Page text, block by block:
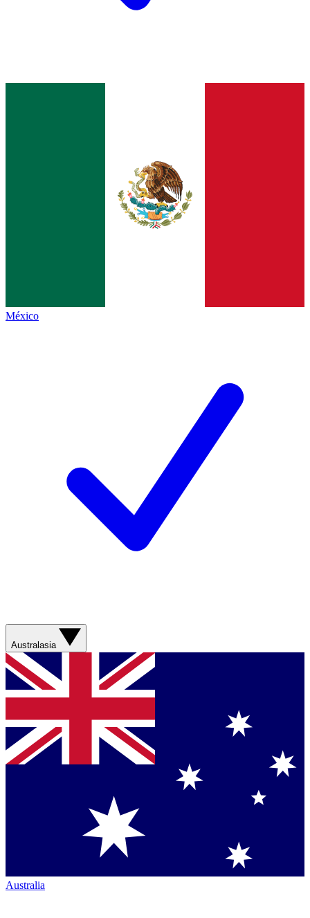
México
Australasia
Australia